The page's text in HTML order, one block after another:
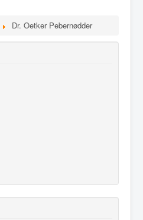
Dr. Oetker Pebernødder